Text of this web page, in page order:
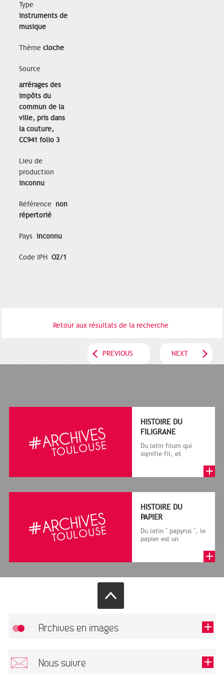
Type
instruments de
musique
Thème cloche
Source
arrérages des
impôts du
commun de la
ville, pris dans
la couture,
CC941 folio 3
Lieu de
production
inconnu
Référence non
répertorié
Pays inconnu
Code IPH O2/1
Retour aux résultats de la recherche
PREVIOUS NEXT
HISTOIRE DU
FILIGRANE
Du latin filum qui
signifie fil, et
le cadre de la f...
HISTOIRE DU
PAPIER
Du latin " papyrus ", le
papier est un
végétales réduite...
Archives en images
Nous suivre